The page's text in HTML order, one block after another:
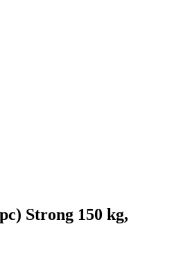
Strong 150 kg,